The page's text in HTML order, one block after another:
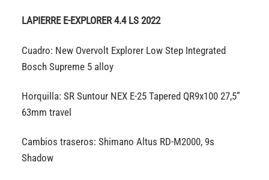
LAPIERRE E-EXPLORER 4.4 LS 2022
Cuadro: New Overvolt Explorer Low Step Integrated
Bosch Supreme 5 alloy
Horquilla: SR Suntour NEX E-25 Tapered QR9x100 27,5”
63mm travel
Cambios traseros: Shimano Altus RD-M2000, 9s
Shadow